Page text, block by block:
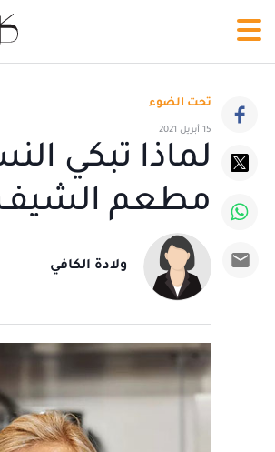
تحت الضوء
15 أبريل 2021
لماذا تبكي
مطعم الشيف
ولادة الكافي